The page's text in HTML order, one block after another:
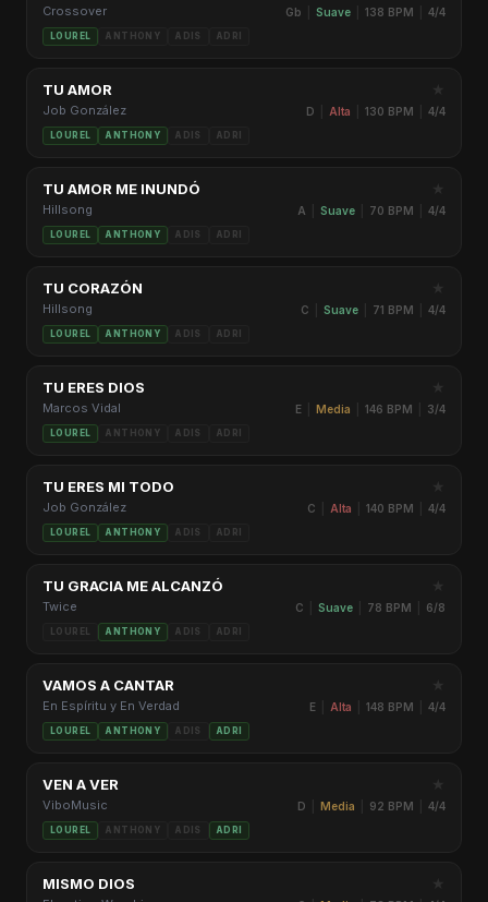
Crossover Gb Suave 138 BPM 4/4
LOUREL ANTHONY ADIS ADRI
TU AMOR
Job González D Alta 130 BPM 4/4
LOUREL ANTHONY ADIS ADRI
TU AMOR ME INUNDÓ
Hillsong A Suave 70 BPM 4/4
LOUREL ANTHONY ADIS ADRI
TU CORAZÓN
Hillsong C Suave 71 BPM 4/4
LOUREL ANTHONY ADIS ADRI
TU ERES DIOS
Marcos Vidal E Media 146 BPM 3/4
LOUREL ANTHONY ADIS ADRI
TU ERES MI TODO
Job González C Alta 140 BPM 4/4
LOUREL ANTHONY ADIS ADRI
TU GRACIA ME ALCANZÓ
Twice C Suave 78 BPM 6/8
LOUREL ANTHONY ADIS ADRI
VAMOS A CANTAR
En Espíritu y En Verdad E Alta 148 BPM 4/4
LOUREL ANTHONY ADIS ADRI
VEN A VER
ViboMusic D Media 92 BPM 4/4
LOUREL ANTHONY ADIS ADRI
MISMO DIOS